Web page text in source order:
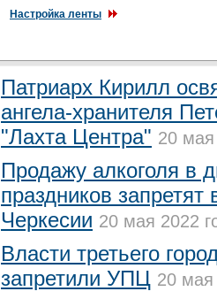
Настройка ленты
Патриарх Кирилл
ангела-хранителя
"Лахта Центра" 20 мая
Продажу алкоголя в
праздников запретят
Черкесии 20 мая 2022
Власти третьего
запретили УПЦ 20 мая